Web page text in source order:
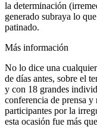
la determinación
generado subraya lo
patinado.
Más información
No lo dice una
de días antes, sobre el
y con 18 grandes
conferencia de prensa y
participantes por la
esta ocasión fue más